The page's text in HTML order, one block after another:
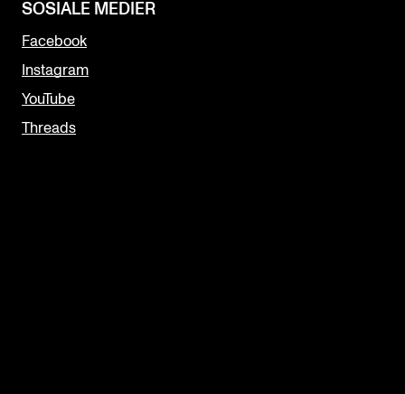
SOSIALE MEDIER
Facebook
Instagram
YouTube
Threads